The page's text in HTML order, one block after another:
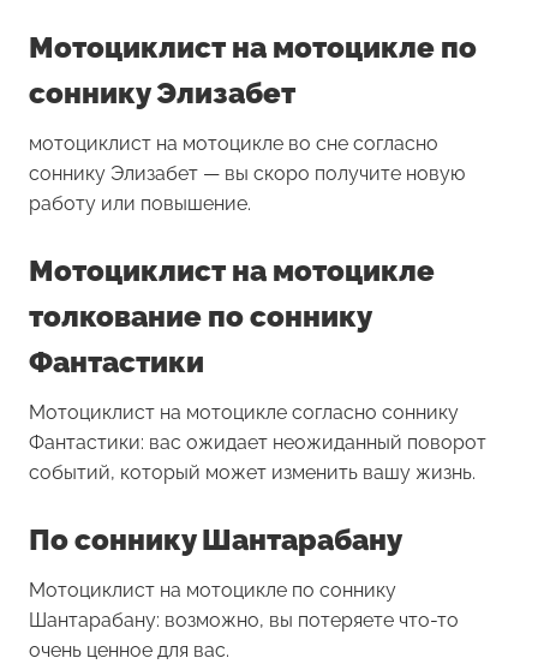
Мотоциклист на мотоцикле по
соннику Элизабет
мотоциклист на мотоцикле во сне согласно
соннику Элизабет — вы скоро получите новую
работу или повышение.
Мотоциклист на мотоцикле
толкование по соннику
Фантастики
Мотоциклист на мотоцикле согласно соннику
Фантастики: вас ожидает неожиданный поворот
событий, который может изменить вашу жизнь.
По соннику Шантарабану
Мотоциклист на мотоцикле по соннику
Шантарабану: возможно, вы потеряете что-то
очень ценное для вас.